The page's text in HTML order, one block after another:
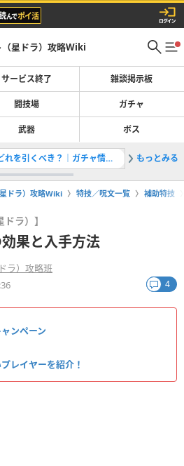
星ドラ）攻略Wiki
サービス終了 雑談掲示板
闘技場 ガチャ
武器 ボス
現在開催中のガチャってどれを引くべき？｜ガチャ情報一覧 2余った
もっとみる
ドラ）攻略Wiki 特技／呪文一覧 補助特技
ラ）】
果と入手方法
ラ）攻略班
4
ンペーン
レイヤーを紹介！